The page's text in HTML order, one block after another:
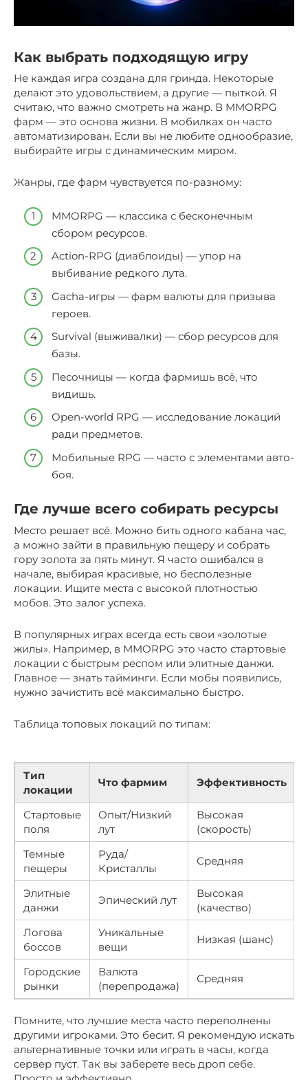
Как выбрать подходящую игру
Не каждая игра создана для гринда. Некоторые
делают это удовольствием, а другие — пыткой. Я
считаю, что важно смотреть на жанр. В MMORPG
фарм — это основа жизни. В мобилках он часто
автоматизирован. Если вы не любите однообразие,
выбирайте игры с динамическим миром.
Жанры, где фарм чувствуется по-разному:
MMORPG — классика с бесконечным
сбором ресурсов.
Action-RPG (диаблоиды) — упор на
выбивание редкого лута.
Gacha-игры — фарм валюты для призыва
героев.
Survival (выживалки) — сбор ресурсов для
базы.
Песочницы — когда фармишь всё, что
видишь.
Open-world RPG — исследование локаций
ради предметов.
Мобильные RPG — часто с элементами авто-
боя.
Где лучше всего собирать ресурсы
Место решает всё. Можно бить одного кабана час,
а можно зайти в правильную пещеру и собрать
гору золота за пять минут. Я часто ошибался в
начале, выбирая красивые, но бесполезные
локации. Ищите места с высокой плотностью
мобов. Это залог успеха.
В популярных играх всегда есть свои «золотые
жилы». Например, в MMORPG это часто стартовые
локации с быстрым респом или элитные данжи.
Главное — знать тайминги. Если мобы появились,
нужно зачистить всё максимально быстро.
Таблица топовых локаций по типам:
Тип
локации
Что фармим Эффективность
Стартовые
поля
Опыт/Низкий
лут
Высокая
(скорость)
Темные
пещеры
Руда/
Кристаллы
Средняя
Элитные
данжи
Эпический лут
Высокая
(качество)
Логова
боссов
Уникальные
вещи
Низкая (шанс)
Городские
рынки
Валюта
(перепродажа)
Средняя
Помните, что лучшие места часто переполнены
другими игроками. Это бесит. Я рекомендую искать
альтернативные точки или играть в часы, когда
сервер пуст. Так вы заберете весь дроп себе.